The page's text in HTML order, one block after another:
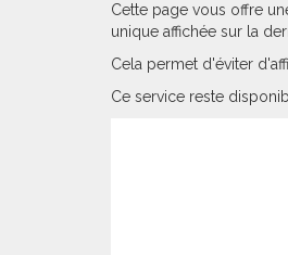
Cette page vous offre
unique affichée sur la
Cela permet d'éviter
Ce service reste